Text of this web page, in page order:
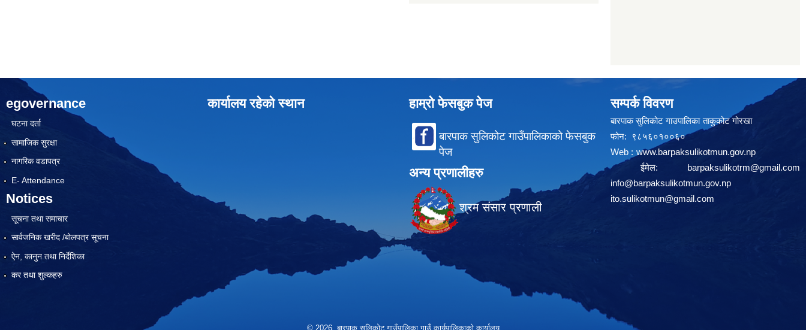
egovernance
घटना दर्ता
सामाजिक सुरक्षा
नागरिक वडापत्र
E- Attendance
Notices
सूचना तथा समाचार
सार्वजनिक खरीद /बोलपत्र सूचना
ऐन, कानुन तथा निर्देशिका
कर तथा शुल्कहरु
कार्यालय रहेको स्थान हाम्रो फेसबुक पेज
बारपाक सुलिकोट गाउँपालिकाको फेसबुक
पेज
अन्य प्रणालीहरु
श्रम संसार प्रणाली
सम्पर्क विवरण
बारपाक सुलिकोट गाउपालिका ताकुकोट गोरखा
फोन: ९८५६०१००६०
Web : www.barpaksulikotmun.gov.np
ईमेल: barpaksulikotrm@gmail.com
info@barpaksulikotmun.gov.np
ito.sulikotmun@gmail.com
© 2026 बारपाक सुलिकोट गाउँपालिका गाउँ कार्यपालिकाको कार्यालय